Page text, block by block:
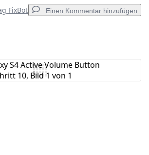
FixBot Einen Kommentar hinzufügen
hinzufügen